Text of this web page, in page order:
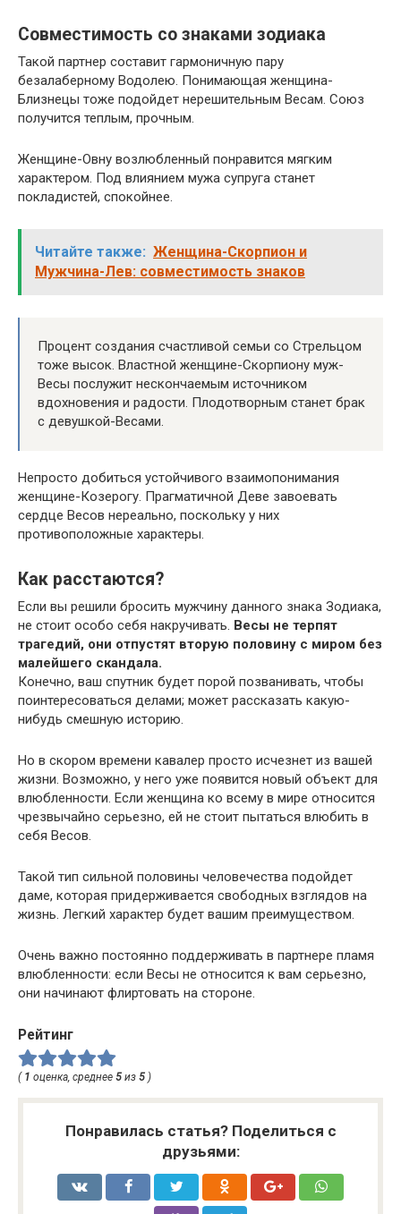
Совместимость со знаками зодиака
Такой партнер составит гармоничную пару
безалаберному Водолею. Понимающая женщина-
Близнецы тоже подойдет нерешительным Весам. Союз
получится теплым, прочным.
Женщине-Овну возлюбленный понравится мягким
характером. Под влиянием мужа супруга станет
покладистей, спокойнее.
Читайте также: Женщина-Скорпион и
Мужчина-Лев: совместимость знаков
Процент создания счастливой семьи со Стрельцом
тоже высок. Властной женщине-Скорпиону муж-
Весы послужит нескончаемым источником
вдохновения и радости. Плодотворным станет брак
с девушкой-Весами.
Непросто добиться устойчивого взаимопонимания
женщине-Козерогу. Прагматичной Деве завоевать
сердце Весов нереально, поскольку у них
противоположные характеры.
Как расстаются?
Если вы решили бросить мужчину данного знака Зодиака,
не стоит особо себя накручивать. Весы не терпят
трагедий, они отпустят вторую половину с миром без
малейшего скандала.
Конечно, ваш спутник будет порой позванивать, чтобы
поинтересоваться делами; может рассказать какую-
нибудь смешную историю.
Но в скором времени кавалер просто исчезнет из вашей
жизни. Возможно, у него уже появится новый объект для
влюбленности. Если женщина ко всему в мире относится
чрезвычайно серьезно, ей не стоит пытаться влюбить в
себя Весов.
Такой тип сильной половины человечества подойдет
даме, которая придерживается свободных взглядов на
жизнь. Легкий характер будет вашим преимуществом.
Очень важно постоянно поддерживать в партнере пламя
влюбленности: если Весы не относится к вам серьезно,
они начинают флиртовать на стороне.
Рейтинг
( 1 оценка, среднее 5 из 5 )
Понравилась статья? Поделиться с
друзьями: